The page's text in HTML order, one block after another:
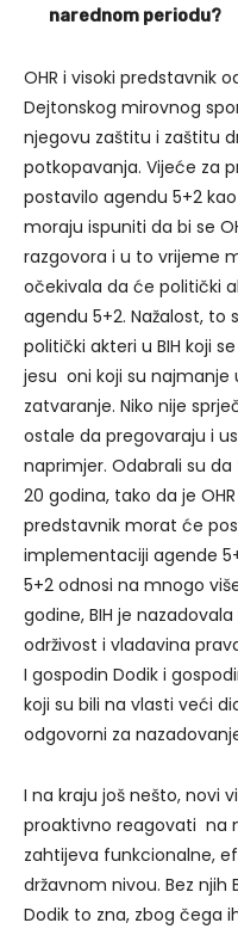
narednom periodu?
OHR i visoki predstavnik
Dejtonskog mirovnog
njegovu zaštitu i zaštitu
potkopavanja. Vijeće za
postavilo agendu 5+2
moraju ispuniti da bi se
razgovora i u to vrijeme
očekivala da će politički
agendu 5+2. Nažalost, to
politički akteri u BIH koji
jesu oni koji su najmanje
zatvaranje. Niko nije
ostale da pregovaraju i
naprimjer. Odabrali su
20 godina, tako da je
predstavnik morat će
implementaciji agende
5+2 odnosi na mnogo
godine, BIH je
održivost i vladavina
I gospodin Dodik i
koji su bili na vlasti veći
odgovorni za
I na kraju još nešto, novi
proaktivno reagovati na
zahtijeva funkcionalne,
državnom nivou. Bez njih
Dodik to zna, zbog čega